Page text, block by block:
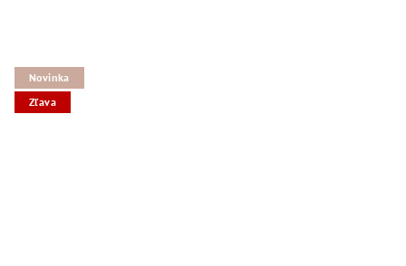
Novinka
Zľava